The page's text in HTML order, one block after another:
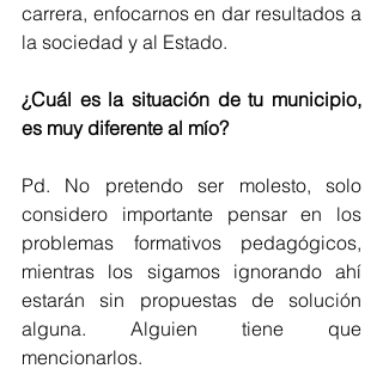
carrera, enfocarnos en dar resultados a
la sociedad y al Estado.
¿Cuál es la situación de tu municipio,
es muy diferente al mío?
Pd. No pretendo ser molesto, solo
considero importante pensar en los
problemas formativos pedagógicos,
mientras los sigamos ignorando ahí
estarán sin propuestas de solución
alguna. Alguien tiene que
mencionarlos.